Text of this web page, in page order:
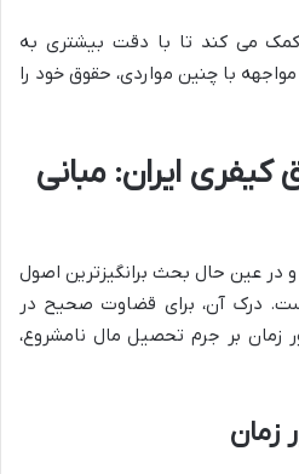
می کند تا با دقت بیشتری به
با چنین مواردی، حقوق خود را
کیفری ایران: مبانی
و در عین حال بحث برانگیزترین اصول
درک آن، برای قضاوت صحیح در
زمان بر جرم تحصیل مال نامشروع،
زمان